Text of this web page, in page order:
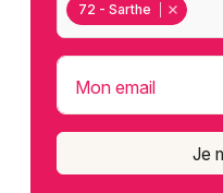
72 - Sarthe
Mon email
Je